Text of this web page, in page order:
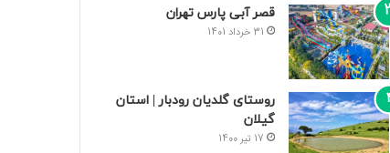
قصر آبی پارس تهران
31 خرداد 1401
روستای گلدیان رودبار | استان
گیلان
17 تیر 1400